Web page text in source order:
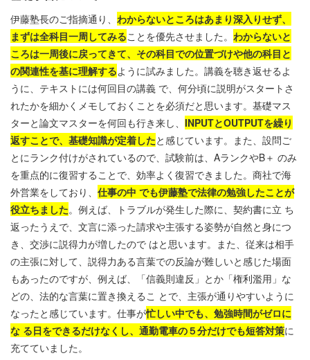
伊藤塾長のご指摘通り、 わからないところはあまり深入りせず、
まずは全科目一周してみることを優先させました。 わからないと
ころは一周後に戻ってきて、その科目での位置づけや他の科目と
の関連性を基に理解するように試みました。講義を聴き返せるよ
うに、テキストには何回目の講義 で、何分頃に説明がスタートさ
れたかを細かくメモしておくことを必須だと思います。基礎マス
ターと論文マスターを何回も行き来し、 INPUTとOUTPUTを繰り
返すことで、基礎知識が定着したと感じています。また、設問ご
とにランク付けがされているので、試験前は、AランクやB＋ のみ
を重点的に復習することで、効率よく復習できました。商社で海
外営業をしており、 仕事の中 でも伊藤塾で法律の勉強したことが
役立ちました。例えば、トラブルが発生した際に、契約書に立 ち
返ったうえで、文言に添った請求や主張する姿勢が自然と身につ
き、交渉に説得力が増したので はと思います。また、従来は相手
の主張に対して、説得力ある言葉での反論が難しいと感じた場面
もあったのですが、例えば、「信義則違反」とか「権利濫用」な
どの、法的な言葉に置き換えるこ とで、主張が通りやすいように
なったと感じています。仕事が忙しい中でも、勉強時間がゼロに
な る日をできるだけなくし、通勤電車の５分だけでも短答対策に
充てていました。